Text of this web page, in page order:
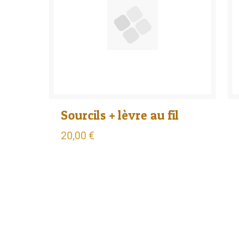
Sourcils + lèvre au fil
20,00 €